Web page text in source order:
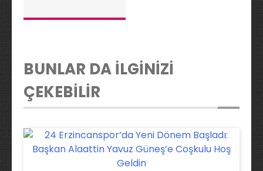
Kampına” Katıldı
BUNLAR DA İLGİNİZİ
ÇEKEBİLİR